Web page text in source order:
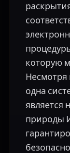
которую
одна
является
природы